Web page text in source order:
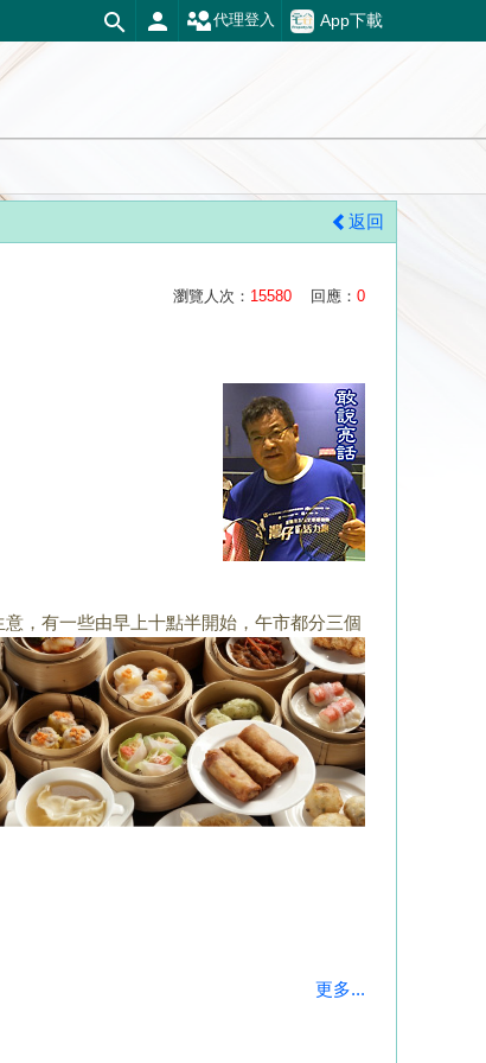
App下載
代理登入
返回
瀏覽人次： 15580 回應： 0
， 有一些由早上十點半開始，午市都分三個
更多...